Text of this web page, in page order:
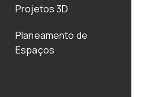
Projetos 3D
Planeamento de
Espaços